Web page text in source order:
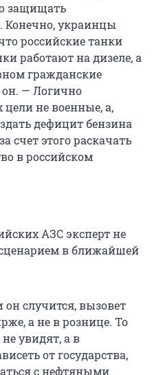
защищать
Конечно, украинцы
российские танки
работают на дизеле, а
гражданские
— Логично
не военные, а,
дефицит бензина
счет этого раскачать
в российском
АЗС эксперт не
в ближайшей
случится, вызовет
а не в рознице. То
увидят, а в
от государства,
с нефтяными